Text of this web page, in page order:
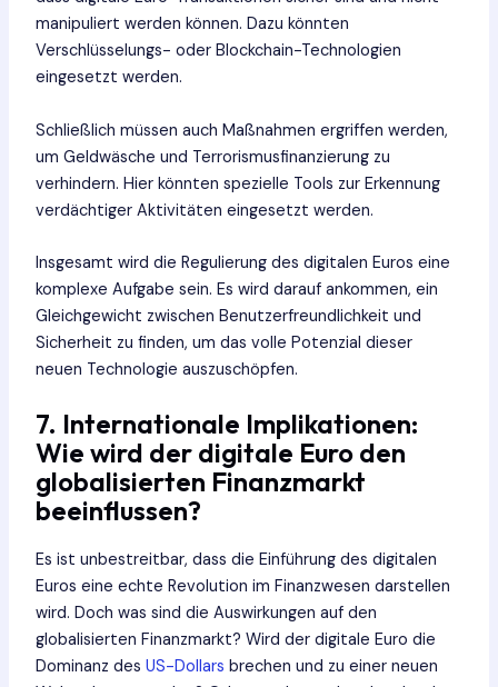
manipuliert werden können. Dazu könnten
Verschlüsselungs- oder Blockchain-Technologien
eingesetzt werden.
Schließlich müssen auch Maßnahmen ergriffen werden,
um Geldwäsche und Terrorismusfinanzierung zu
verhindern. Hier könnten spezielle Tools zur Erkennung
verdächtiger Aktivitäten eingesetzt werden.
Insgesamt wird die Regulierung des digitalen Euros eine
komplexe Aufgabe sein. Es wird darauf ankommen, ein
Gleichgewicht zwischen Benutzerfreundlichkeit und
Sicherheit zu finden, um das volle Potenzial dieser
neuen Technologie auszuschöpfen.
7. Internationale Implikationen:
Wie wird der digitale Euro den
globalisierten Finanzmarkt
beeinflussen?
Es ist unbestreitbar, dass die Einführung des digitalen
Euros eine echte Revolution im Finanzwesen darstellen
wird. Doch was sind die Auswirkungen auf den
globalisierten Finanzmarkt? Wird der digitale Euro die
Dominanz des US-Dollars brechen und zu einer neuen